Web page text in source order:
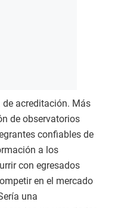
acreditación. Más
de observatorios
confiables de
a los
con egresados
en el mercado
una